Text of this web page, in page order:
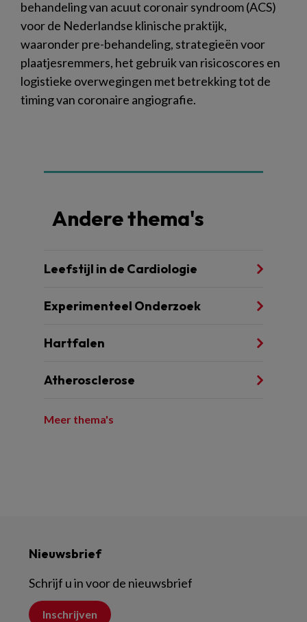
behandeling van acuut coronair syndroom (ACS)
voor de Nederlandse klinische praktijk,
waaronder pre-behandeling, strategieën voor
plaatjesremmers, het gebruik van risicoscores en
logistieke overwegingen met betrekking tot de
timing van coronaire angiografie.
Andere thema's
Leefstijl in de Cardiologie
Experimenteel Onderzoek
Hartfalen
Atherosclerose
Meer thema's
Nieuwsbrief
Schrijf u in voor de nieuwsbrief
Inschrijven